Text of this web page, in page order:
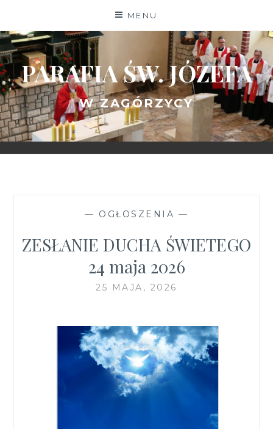
content
MENU
PARAFIA ŚW. JÓZEFA
W ZAGÓRZYCY
— OGŁOSZENIA —
ZESŁANIE DUCHA ŚWIETEGO
24 maja 2026
25 MAJA, 2026